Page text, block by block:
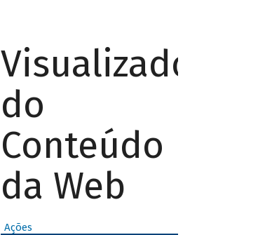
Visualizador
do
Conteúdo
da Web
Ações